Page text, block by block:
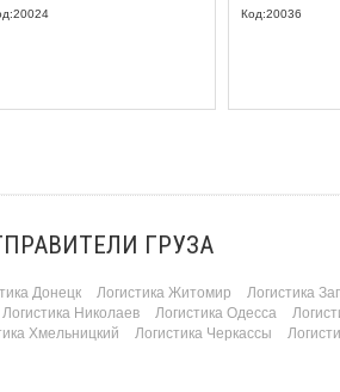
Код:20036
ГРУЗА
Донецк Логистика Житомир Логистика
Логистика Николаев Логистика Одесса
Хмельницкий Логистика Черкассы